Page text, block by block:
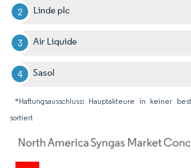
Linde plc
Air Liquide
Sasol
*Haftungsausschluss: Hauptakteure in keiner
sortiert